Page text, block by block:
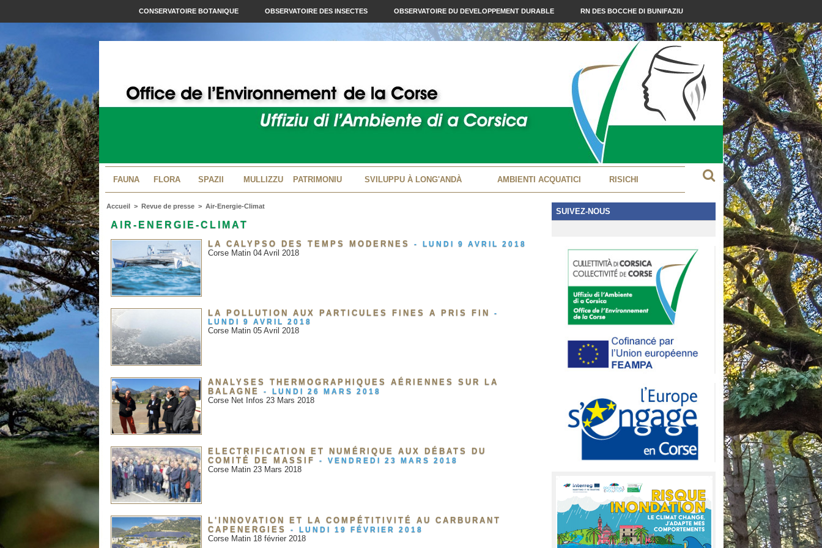
CONSERVATOIRE BOTANIQUE OBSERVATOIRE DES INSECTES OBSERVATOIRE DU DEVELOPPEMENT DURABLE RN DES BOCCHE DI BUNIFAZIU
FAUNA FLORA SPAZII MULLIZZU PATRIMONIU SVILUPPU À LONG'ANDÀ AMBIENTI ACQUATICI RISICHI
Accueil > Revue de presse > Air-Energie-Climat
AIR-ENERGIE-CLIMAT
LA CALYPSO DES TEMPS MODERNES - LUNDI 9 AVRIL 2018
Corse Matin 04 Avril 2018
LA POLLUTION AUX PARTICULES FINES A PRIS FIN
-
LUNDI 9 AVRIL 2018
Corse Matin 05 Avril 2018
ANALYSES THERMOGRAPHIQUES AÉRIENNES SUR LA
BALAGNE
- LUNDI 26 MARS 2018
Corse Net Infos 23 Mars 2018
ELECTRIFICATION ET NUMÉRIQUE AUX DÉBATS DU
COMITÉ DE MASSIF
- VENDREDI 23 MARS 2018
Corse Matin 23 Mars 2018
L'INNOVATION ET LA COMPÉTITIVITÉ AU CARBURANT
CAPENERGIES
- LUNDI 19 FÉVRIER 2018
Corse Matin 18 février 2018
SUIVEZ-NOUS